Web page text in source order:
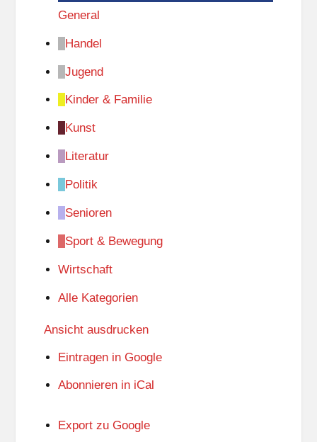
General
Handel
Jugend
Kinder & Familie
Kunst
Literatur
Politik
Senioren
Sport & Bewegung
Wirtschaft
Alle Kategorien
Ansicht ausdrucken
Eintragen in Google
Abonnieren in iCal
Export zu Google